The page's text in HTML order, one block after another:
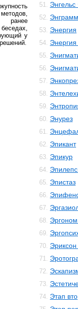
ранее
у
51.
52.
53. Энергия
54. Энергия
55.
56.
57.
58.
59.
60. Энурез
61.
62. Эпикант
63. Эпикур
64.
65. Эпистаз
66.
67.
68.
69.
70.
71.
72.
73.
74. Этап